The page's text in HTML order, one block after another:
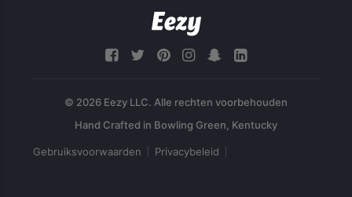
© 2026 Eezy LLC. Alle rechten voorbehouden
Gebruiksvoorwaarden Privacybeleid